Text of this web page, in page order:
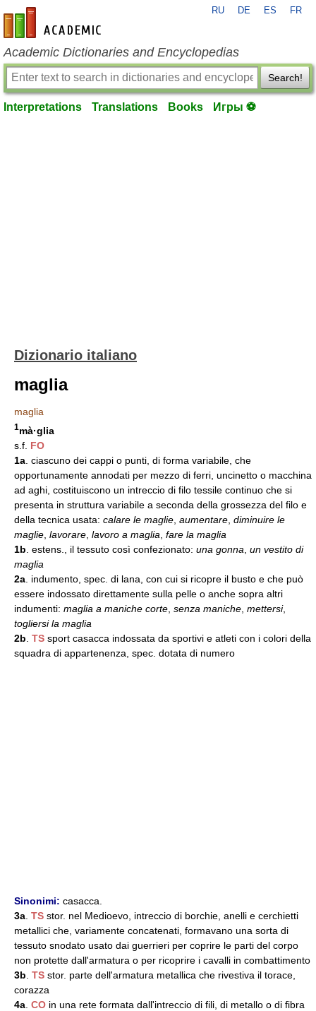
en-academic.com
RU DE ES FR
Academic Dictionaries and Encyclopedias
Search!
Interpretations Translations Books Игры ⚽
Dizionario italiano
maglia
maglia
1mà·glia
s.f. FO
1a . ciascuno dei cappi o punti, di forma variabile, che
opportunamente annodati per mezzo di ferri, uncinetto o macchina
ad aghi, costituiscono un intreccio di filo tessile continuo che si
presenta in struttura variabile a seconda della grossezza del filo e
della tecnica usata: calare le maglie aumentare diminuire le
maglie lavorare lavoro a maglia fare la maglia
1b . estens., il tessuto così confezionato: una gonna un vestito di
maglia
2a . indumento, spec. di lana, con cui si ricopre il busto e che può
essere indossato direttamente sulla pelle o anche sopra altri
indumenti: maglia a maniche corte senza maniche mettersi,
togliersi la maglia
2b TS sport casacca indossata da sportivi e atleti con i colori della
squadra di appartenenza, spec. dotata di numero
Sinonimi: casacca.
3a TS stor. nel Medioevo, intreccio di borchie, anelli e cerchietti
metallici che, variamente concatenati, formavano una sorta di
tessuto snodato usato dai guerrieri per coprire le parti del corpo
non protette dall'armatura o per ricoprire i cavalli in combattimento
3b TS stor. parte dell'armatura metallica che rivestiva il torace,
corazza
4a CO in una rete formata dall'intreccio di fili, di metallo o di fibra